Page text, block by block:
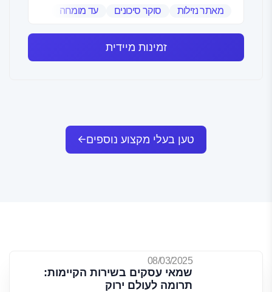
מאתר נזילות סוקר סיכונים עד מומחה
זמינות מיידית
טען בעלי מקצוע נוספים
08/03/2025
שמאי עסקים בשירות הקיימות:
תרומה לעולם ירוק